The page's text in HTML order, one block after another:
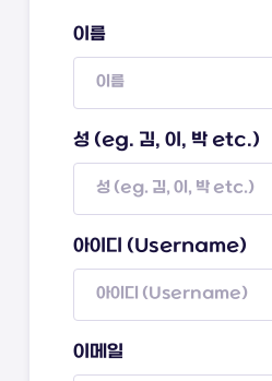
이름
성 (eg. 김, 이, 박 etc.)
아이디 (Username)
이메일